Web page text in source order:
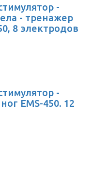
-
- тренажер
8 электродов
-
EMS-450. 12